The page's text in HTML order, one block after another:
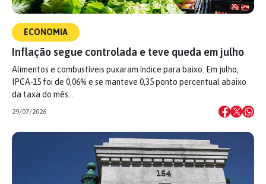
ECONOMIA
Inflação segue controlada e teve queda em julho
Alimentos e combustíveis puxaram índice para baixo. Em julho,
IPCA-15 foi de 0,06% e se manteve 0,35 ponto percentual abaixo
da taxa do mês…
29/07/2026